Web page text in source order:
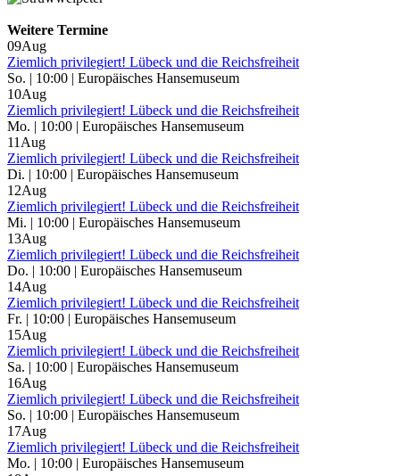
Weitere Termine
09Aug
Ziemlich privilegiert! Lübeck und die Reichsfreiheit
So. | 10:00 | Europäisches Hansemuseum
10Aug
Ziemlich privilegiert! Lübeck und die Reichsfreiheit
Mo. | 10:00 | Europäisches Hansemuseum
11 Aug
Ziemlich privilegiert! Lübeck und die Reichsfreiheit
Di. | 10:00 | Europäisches Hansemuseum
12Aug
Ziemlich privilegiert! Lübeck und die Reichsfreiheit
Mi. | 10:00 | Europäisches Hansemuseum
13Aug
Ziemlich privilegiert! Lübeck und die Reichsfreiheit
Do. | 10:00 | Europäisches Hansemuseum
14Aug
Ziemlich privilegiert! Lübeck und die Reichsfreiheit
Fr. | 10:00 | Europäisches Hansemuseum
15Aug
Ziemlich privilegiert! Lübeck und die Reichsfreiheit
Sa. | 10:00 | Europäisches Hansemuseum
16Aug
Ziemlich privilegiert! Lübeck und die Reichsfreiheit
So. | 10:00 | Europäisches Hansemuseum
17Aug
Ziemlich privilegiert! Lübeck und die Reichsfreiheit
Mo. | 10:00 | Europäisches Hansemuseum